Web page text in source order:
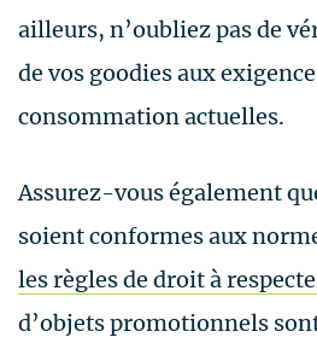
ailleurs, n’oubliez pas de
de vos goodies aux
consommation actuelles.
Assurez-vous également
soient conformes aux
les règles de droit à
d’objets promotionnels